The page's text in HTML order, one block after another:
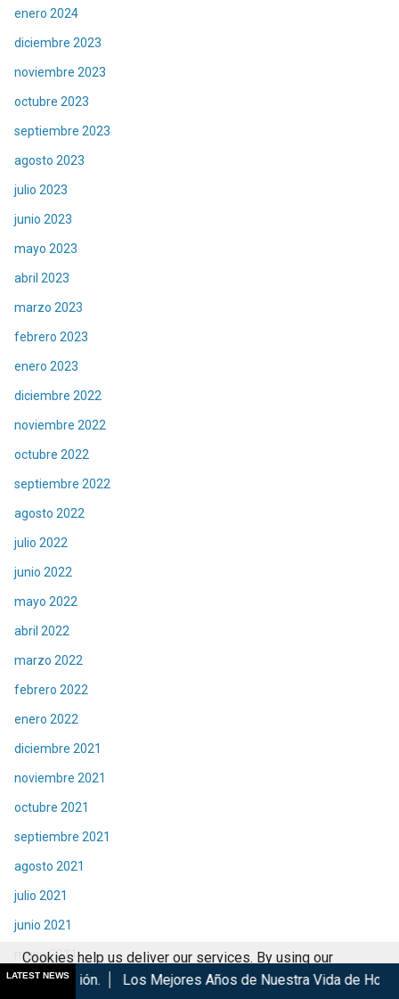
enero 2024
diciembre 2023
noviembre 2023
octubre 2023
septiembre 2023
agosto 2023
julio 2023
junio 2023
mayo 2023
abril 2023
marzo 2023
febrero 2023
enero 2023
diciembre 2022
noviembre 2022
octubre 2022
septiembre 2022
agosto 2022
julio 2022
junio 2022
mayo 2022
abril 2022
marzo 2022
febrero 2022
enero 2022
diciembre 2021
noviembre 2021
octubre 2021
septiembre 2021
agosto 2021
julio 2021
junio 2021
mayo 2021
LATEST NEWS
Mejores Años de Nuestra Vida de Hombres G en cines
Cookies help us deliver our services. By using our
services, you agree to our use of cookies.
Got it